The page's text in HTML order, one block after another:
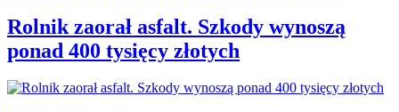
Rolnik zaorał asfalt. Szkody wynoszą
ponad 400 tysięcy złotych